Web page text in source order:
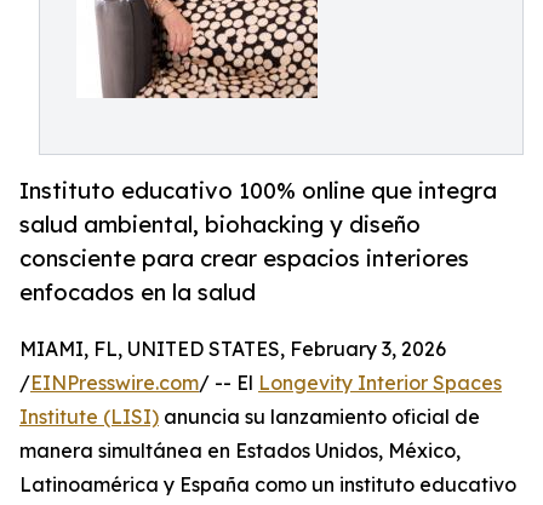
Instituto educativo 100% online que integra
salud ambiental, biohacking y diseño
consciente para crear espacios interiores
enfocados en la salud
MIAMI, FL, UNITED STATES, February 3, 2026
/EINPresswire.com/ -- El Longevity Interior Spaces
Institute (LISI) anuncia su lanzamiento oficial de
manera simultánea en Estados Unidos, México,
Latinoamérica y España como un instituto educativo